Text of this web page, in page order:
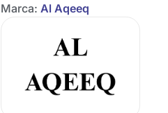
Marca: Al Aqeeq